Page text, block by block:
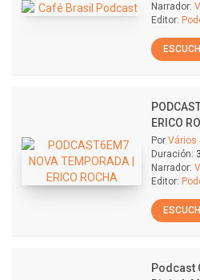
Narrador:
Editor:
ERICO
Por Vários
Duración:
Narrador:
Editor:
Podcast